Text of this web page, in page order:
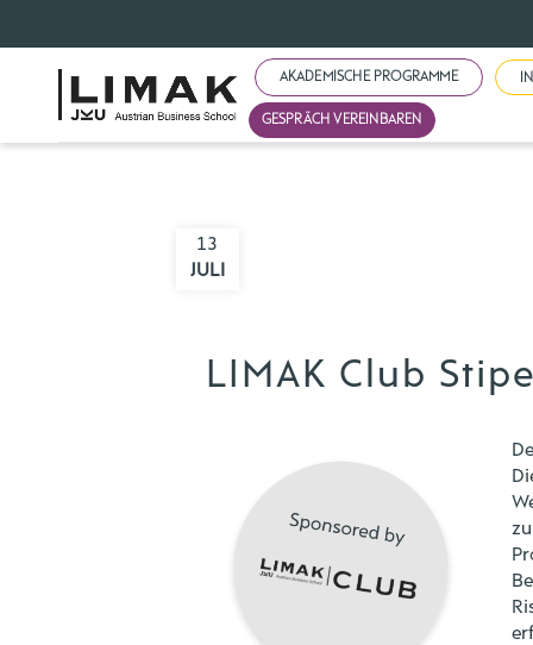
AKADEMISCHE PROGRAMME
GESPRÄCH VEREINBAREN
13
JULI
LIMAK Club